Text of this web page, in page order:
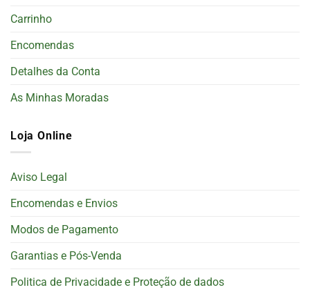
Carrinho
Encomendas
Detalhes da Conta
As Minhas Moradas
Loja Online
Aviso Legal
Encomendas e Envios
Modos de Pagamento
Garantias e Pós-Venda
Politica de Privacidade e Proteção de dados